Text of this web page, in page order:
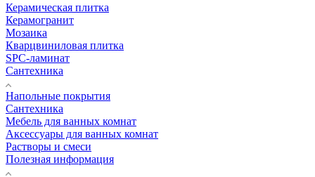
Керамическая плитка
Керамогранит
Мозаика
Кварцвиниловая плитка
SPC-ламинат
Сантехника
Напольные покрытия
Сантехника
Мебель для ванных комнат
Аксессуары для ванных комнат
Растворы и смеси
Полезная информация